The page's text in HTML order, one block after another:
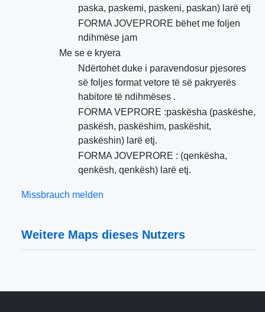
paska, paskemi, paskeni, paskan) larë etj
FORMA JOVEPRORE bëhet me foljen
ndihmëse jam
Me se e kryera
Ndërtohet duke i paravendosur pjesores
së foljes format vetore të së pakryerës
habitore të ndihmëses .
FORMA VEPRORE :paskësha (paskëshe,
paskësh, paskëshim, paskëshit,
paskëshin) larë etj.
FORMA JOVEPRORE : (qenkësha,
qenkësh, qenkësh) larë etj.
Missbrauch melden
Weitere Maps dieses Nutzers